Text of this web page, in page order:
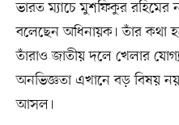
ভারত ম্যাচে মুশফিকুর রহিমের
বলেছেন অধিনায়ক। তাঁর
তাঁরাও জাতীয় দলে খেলার
অনভিজ্ঞতা এখানে বড় বিষয়
আসল।